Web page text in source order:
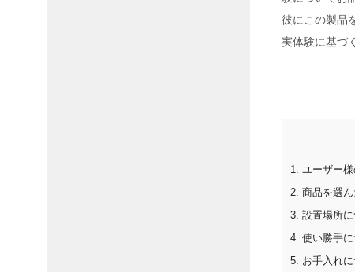
彼にこの製品
実体験に基づ
1. ユーザー
2. 商品を選
3. 設置場所
4. 使い勝手
5. お手入れ